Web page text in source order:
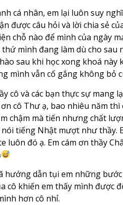
cá nhân, em lại luôn suy
được câu hỏi và lời chia sẻ
chỗ nào để mình của ngày
mình đang làm dù cho
sau khi học xong khoá
mình vẫn cố gắng không bỏ
cô và các bạn thực sự
cô Thư ạ, bao nhiêu năm
chậm mà tiến nhưng chất
tiếng Nhật mượt như
luôn đó ạ. Em cám ơn thầy
hướng dẫn tụi em những
cô khiến em thấy mình được
hơn cô nhỉ.